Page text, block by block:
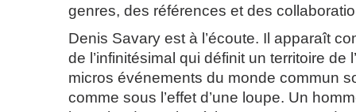
genres, des références et des
Denis Savary est à l’écoute. Il apparaît
de l’infinitésimal qui définit un territoire de
micros événements du monde commun
comme sous l’effet d’une loupe. Un